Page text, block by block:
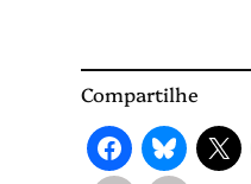
Compartilhe